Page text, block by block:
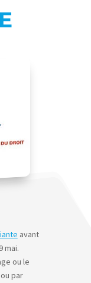
avant
mai.
ou le
par